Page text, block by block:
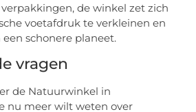
de winkel zet zich
voetafdruk te verkleinen en
schonere planeet.
vragen
de Natuurwinkel in
nu meer wilt weten over